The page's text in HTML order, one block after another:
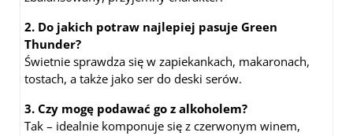
2. Do jakich potraw najlepiej pasuje Green
Thunder?
Świetnie sprawdza się w zapiekankach, makaronach,
tostach, a także jako ser do deski serów.
3. Czy mogę podawać go z alkoholem?
Tak – idealnie komponuje się z czerwonym winem,